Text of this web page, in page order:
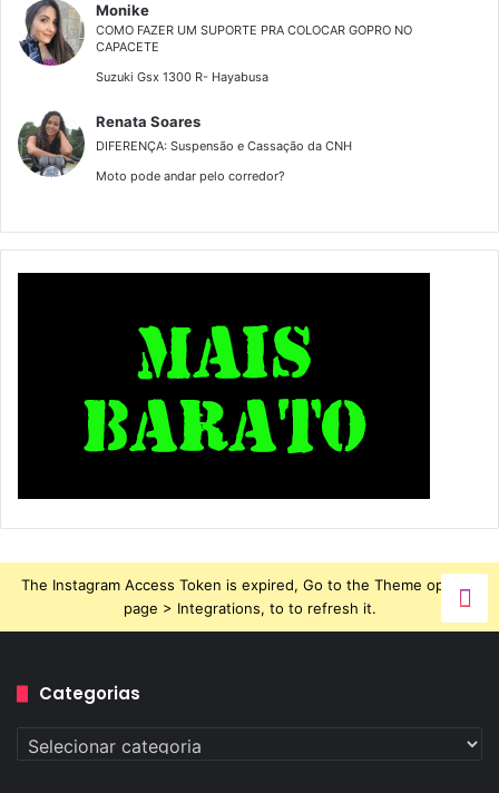
Monike
COMO FAZER UM SUPORTE PRA COLOCAR GOPRO NO
CAPACETE
Suzuki Gsx 1300 R- Hayabusa
Renata Soares
DIFERENÇA: Suspensão e Cassação da CNH
Moto pode andar pelo corredor?
The Instagram Access Token is expired, Go to the Theme options
page > Integrations, to to refresh it.
Categorias
Categorias